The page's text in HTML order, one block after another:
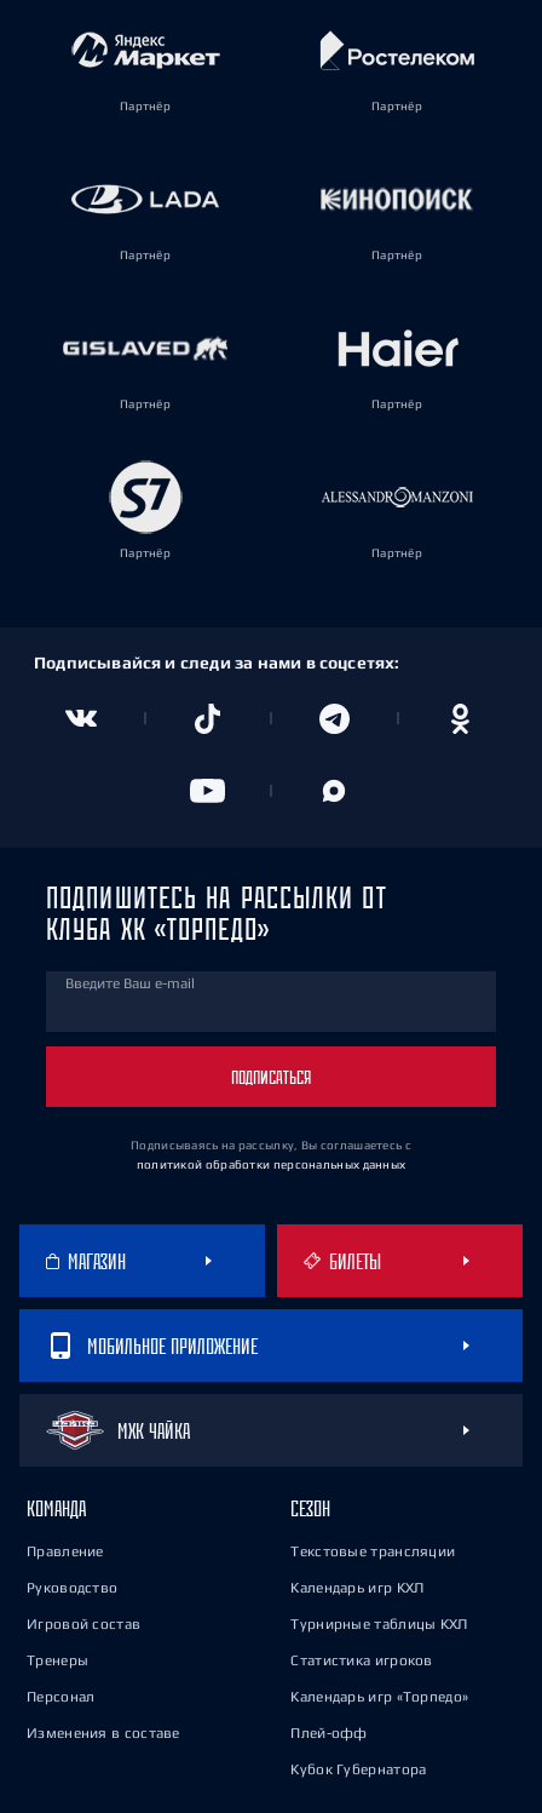
Партнёр Партнёр
Партнёр Партнёр
Партнёр Партнёр
Партнёр Партнёр
Подписывайся и следи за нами в соцсетях:
ПОДПИШИТЕСЬ НА РАССЫЛКИ ОТ
КЛУБА ХК «ТОРПЕДО»
Введите Ваш e-mail
ПОДПИСАТЬСЯ
Подписываясь на рассылку, Вы соглашаетесь с
политикой обработки персональных данных
МАГАЗИН БИЛЕТЫ
МОБИЛЬНОЕ ПРИЛОЖЕНИЕ
МХК ЧАЙКА
КОМАНДА
Правление
Руководство
Игровой состав
Тренеры
Персонал
Изменения в составе
СЕЗОН
Текстовые трансляции
Календарь игр КХЛ
Турнирные таблицы КХЛ
Статистика игроков
Календарь игр «Торпедо»
Плей-офф
Кубок Губернатора